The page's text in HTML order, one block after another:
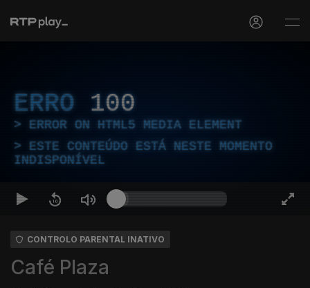
ERRO 100
ERROR ON HTML5 MEDIA ELEMENT
ESTE CONTEÚDO ESTÁ NESTE MOMENTO
INDISPONÍVEL
CONTROLO PARENTAL INATIVO
Café Plaza